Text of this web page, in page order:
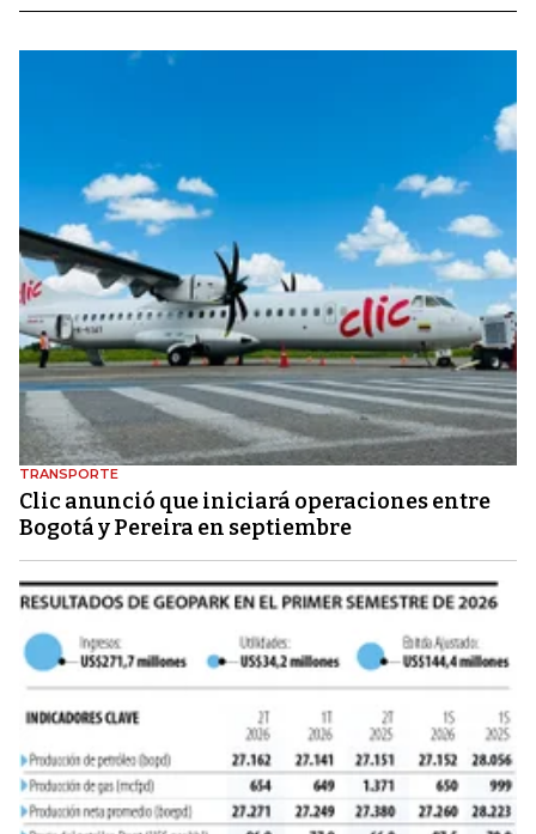
TRANSPORTE
Clic anunció que iniciará operaciones entre
Bogotá y Pereira en septiembre